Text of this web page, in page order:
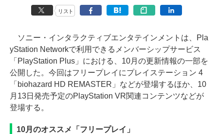
リスト
ソニー・インタラクティブエンタテインメントは、Pla
yStation Networkで利用できるメンバーシップサービス
「PlayStation Plus」における、10月の更新情報の一部を
公開した。今回はフリープレイにプレイステーション 4
「biohazard HD REMASTER」などが登場するほか、10
月13日発売予定のPlayStation VR関連コンテンツなどが
登場する。
10月のオススメ「フリープレイ」